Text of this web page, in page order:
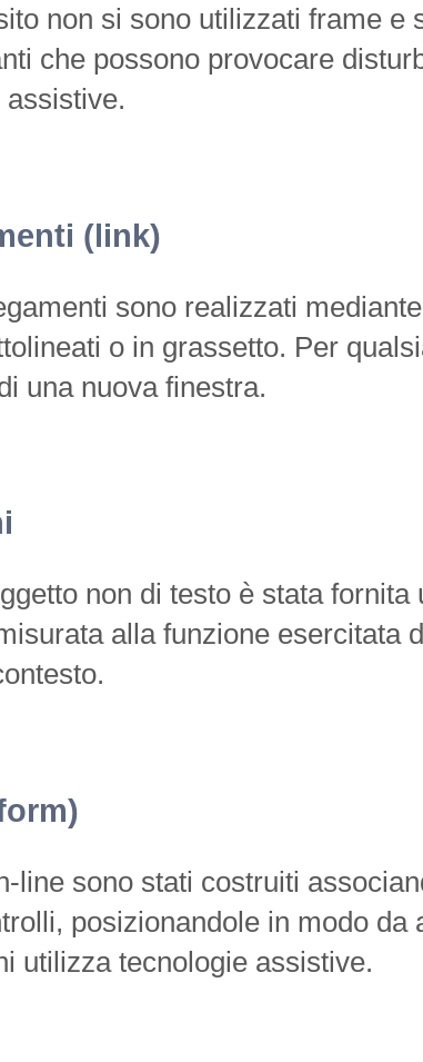
non si sono utilizzati frame e
che possono provocare
(link)
sono realizzati
o in grassetto. Per
una nuova finestra.
non di testo è stata
alla funzione esercitata
line sono stati costruiti
posizionandole in modo da
utilizza tecnologie assistive.